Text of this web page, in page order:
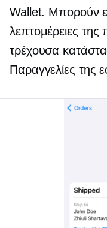
Wallet. Μπορούν
λεπτομέρειες της
τρέχουσα
Παραγγελίες της